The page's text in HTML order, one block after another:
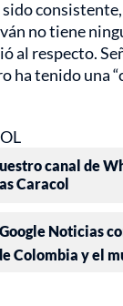
no tiene
al respecto.
ha tenido una
canal de
Caracol
Noticias
Colombia y el